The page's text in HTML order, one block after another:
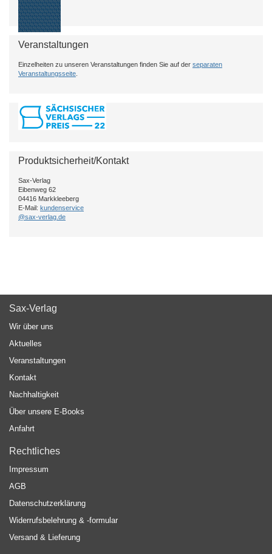
Veranstaltungen
Einzelheiten zu unseren Veranstaltungen finden Sie auf der separaten
Veranstaltungsseite
Produktsicherheit/Kontakt
Sax-Verlag
Eibenweg 62
04416 Markkleeberg
E-Mail: kundenservice
@sax-verlag.de
Sax-Verlag
Wir über uns
Aktuelles
Veranstaltungen
Kontakt
Nachhaltigkeit
Über unsere E-Books
Anfahrt
Rechtliches
Impressum
AGB
Datenschutzerklärung
Widerrufsbelehrung & -formular
Versand & Lieferung